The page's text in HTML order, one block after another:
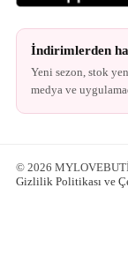
İndirimlerden
Yeni sezon, stok
medya ve
© 2026
Gizlilik Politikası ve